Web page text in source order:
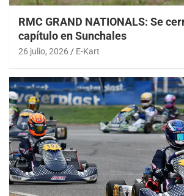
RMC GRAND NATIONALS: Se
capítulo en Sunchales
26 julio, 2026 E-Kart